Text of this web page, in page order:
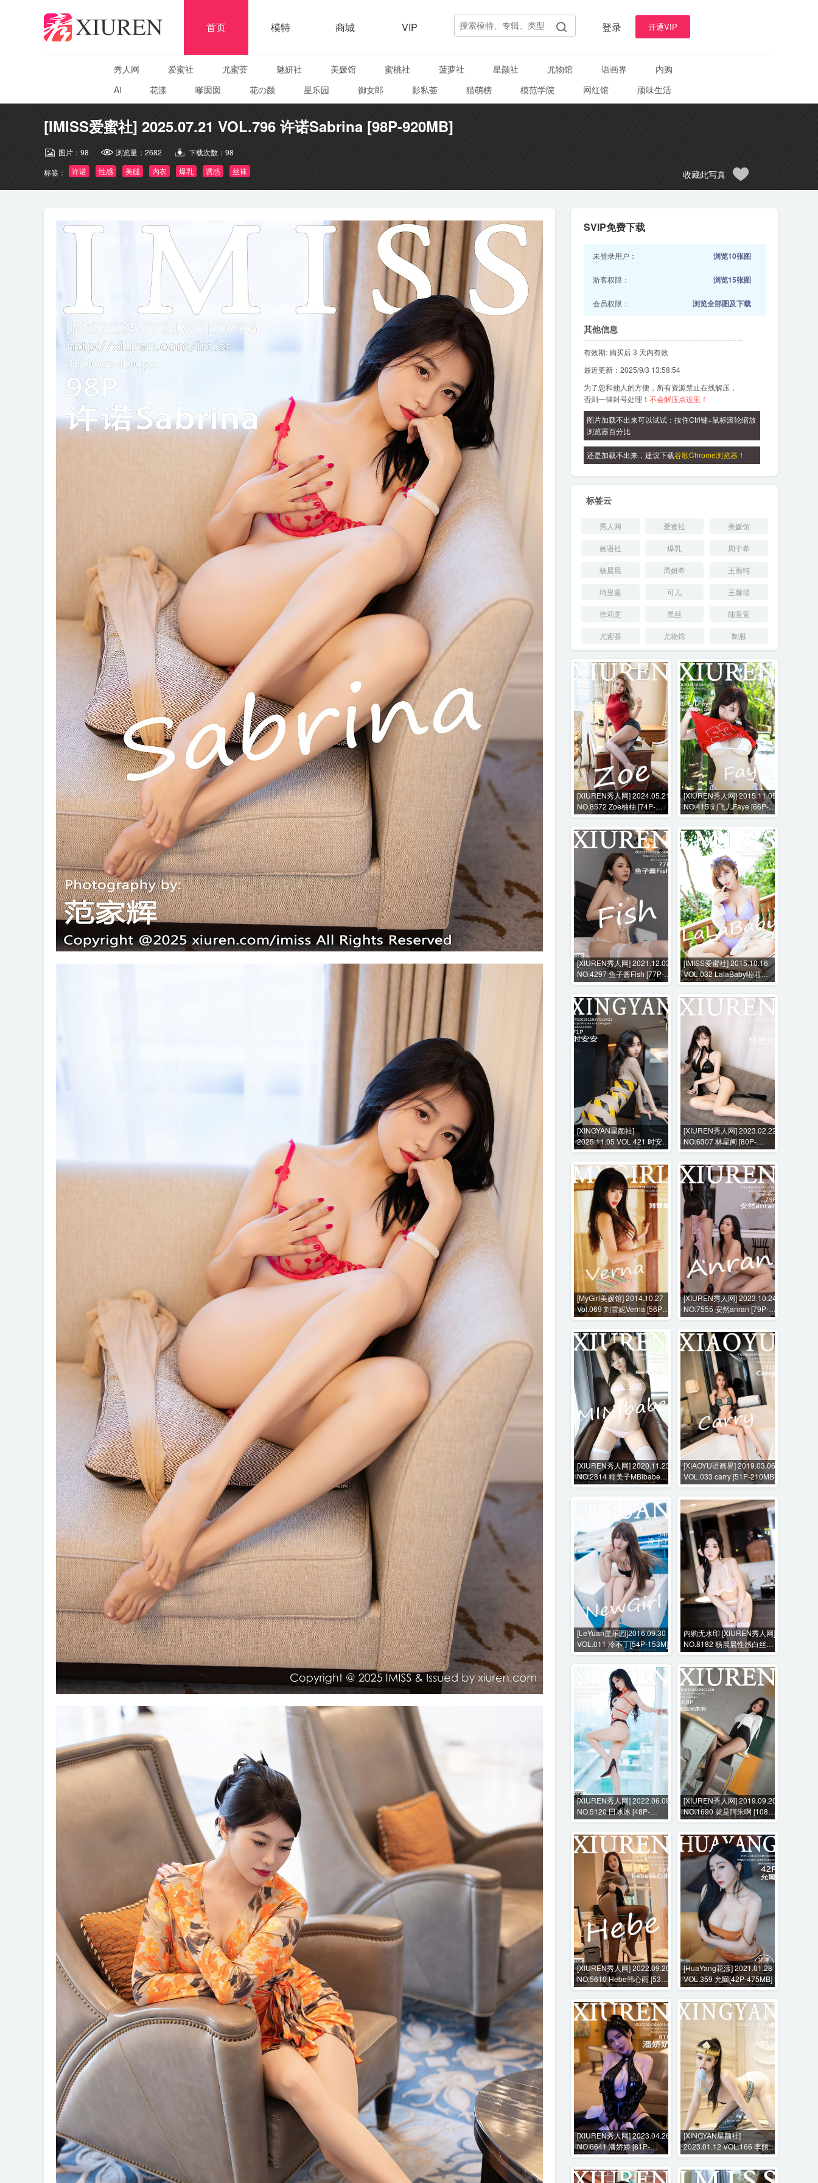
首页 模特 商城 VIP 登录 开通VIP
秀人网 爱蜜社 尤蜜荟 魅妍社 美媛馆 蜜桃社 菠萝社 星颜社 尤物馆 语画界
内购
Ai
花漾 嗲囡囡 花の颜 星乐园 御女郎 影私荟 猫萌榜 模范学院 网红馆 顽味生活
[IMISS爱蜜社] 2025.07.21 VOL.796 许诺Sabrina [98P-920MB]
图片： 98 浏览量： 2682 下载次数： 98
标签：
许诺 性感 美腿 内衣 爆乳 诱惑 丝袜 收藏此写真
SVIP免费下载
未登录用户： 浏览10张图
游客权限： 浏览15张图
会员权限： 浏览全部图及下载
其他信息
有效期: 购买后 3 天内有效
最近更新：2025/9/3 13:58:54
为了您和他人的方便，所有资源禁止在线解压，
否则一律封号处理！ 不会解压点这里！
图片加载不出来可以试试：按住Ctrl键+鼠标滚轮缩放
浏览器百分比
还是加载不出来，建议下载谷歌Chrome浏览器 ！
标签云
秀人网 爱蜜社 美媛馆
画语社 爆乳 周于希
杨晨晨 周妍希 王雨纯
绮里嘉 可儿 王馨瑶
徐莉芝 黑丝 陆萱萱
尤蜜荟 尤物馆 制服
[XIUREN秀人网] 2024.05.21
NO.8572 Zoe柚柚 [74P-
745MB]
[XIUREN秀人网] 2015.11.05
NO.415 刘飞儿Faye [66P-
222MB]
[XIUREN秀人网] 2021.12.03
NO.4297 鱼子酱Fish [77P-
669MB]
[IMISS爱蜜社] 2015.10.16
VOL.032 LalaBaby啦啦
[51P-169MB]
[XINGYAN星颜社]
2025.11.05 VOL.421 时安安
[71P-639MB]
[XIUREN秀人网] 2023.02.22
NO.6307 林星阑 [80P-
758MB]
[MyGirl美媛馆] 2014.10.27
Vol.069 刘雪妮Verna [56P-
215MB]
[XIUREN秀人网] 2023.10.24
NO.7555 安然anran [79P-
690MB]
[XIUREN秀人网] 2020.11.23
NO.2814 糯美子MBlbabe
[64P-541MB]
[XIAOYU语画界] 2019.03.06
VOL.033 carry [51P-210MB]
[LeYuan星乐园]2016.09.30
VOL.011 冷不丁[54P-153M]
内购无水印 [XIUREN秀人网]
NO.8182 杨晨晨性感白丝内
衣+花絮视频 [102P+1V-
751MB]
[XIUREN秀人网] 2022.06.09
NO.5120 田冰冰 [48P-
374MB]
[XIUREN秀人网] 2019.09.20
NO.1690 就是阿朱啊 [108P-
287MB]
[XIUREN秀人网] 2022.09.20
NO.5610 Hebe韩心雨 [53P-
526MB]
[HuaYang花漾] 2021.01.28
VOL.359 允爾[42P-475MB]
[XIUREN秀人网] 2023.04.26
NO.6641 潘娇娇 [81P-
747MB]
[XINGYAN星颜社]
2023.01.12 VOL.166 李丽莎
[69P-652MB]